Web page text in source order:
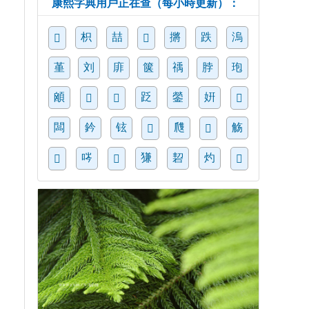
康熙字典用戶正在查（每小時更新）：
𤱼 枳 喆 𠹜 摪 跌 溩
堇 刘 䨾 箧 䄔 脖 玸
䪿 𩾜 𥴦 䟪 鎣 姸 𩐻
闆 鈐 铉 𧎖 㸕 𨆲 觞
𧣾 㖗 𣉭 㺌 䂮 灼 𩫔